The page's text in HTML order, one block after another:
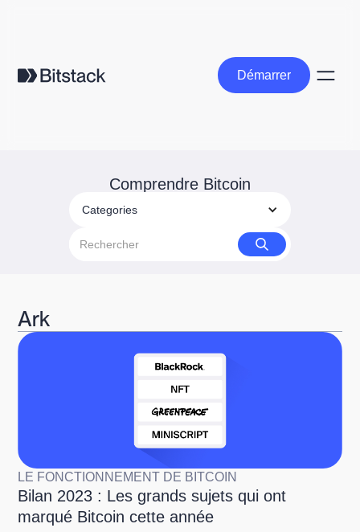
Démarrer
Démarrer
Comprendre Bitcoin
Categories
Ark
LE FONCTIONNEMENT DE BITCOIN
Bilan 2023 : Les grands sujets qui ont
marqué Bitcoin cette année